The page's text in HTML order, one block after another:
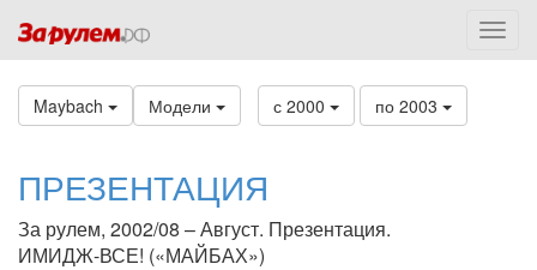
Maybach Модели с 2000 по 2003
ПРЕЗЕНТАЦИЯ
За рулем, 2002/08 – Август. Презентация.
ИМИДЖ-ВСЕ! («МАЙБАХ»)